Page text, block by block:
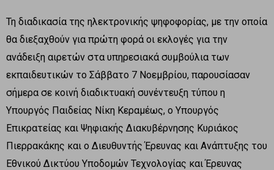
Τη διαδικασία της ηλεκτρονικής ψηφοφορίας, με την οποία
θα διεξαχθούν για πρώτη φορά οι εκλογές για την
ανάδειξη αιρετών στα υπηρεσιακά συμβούλια των
εκπαιδευτικών το Σάββατο 7 Νοεμβρίου, παρουσίασαν
σήμερα σε κοινή διαδικτυακή συνέντευξη τύπου η
Υπουργός Παιδείας Νίκη Κεραμέως, ο Υπουργός
Επικρατείας και Ψηφιακής Διακυβέρνησης Κυριάκος
Πιερρακάκης και ο Διευθυντής Έρευνας και Ανάπτυξης του
Εθνικού Δικτύου Υποδομών Τεχνολογίας και Έρευνας